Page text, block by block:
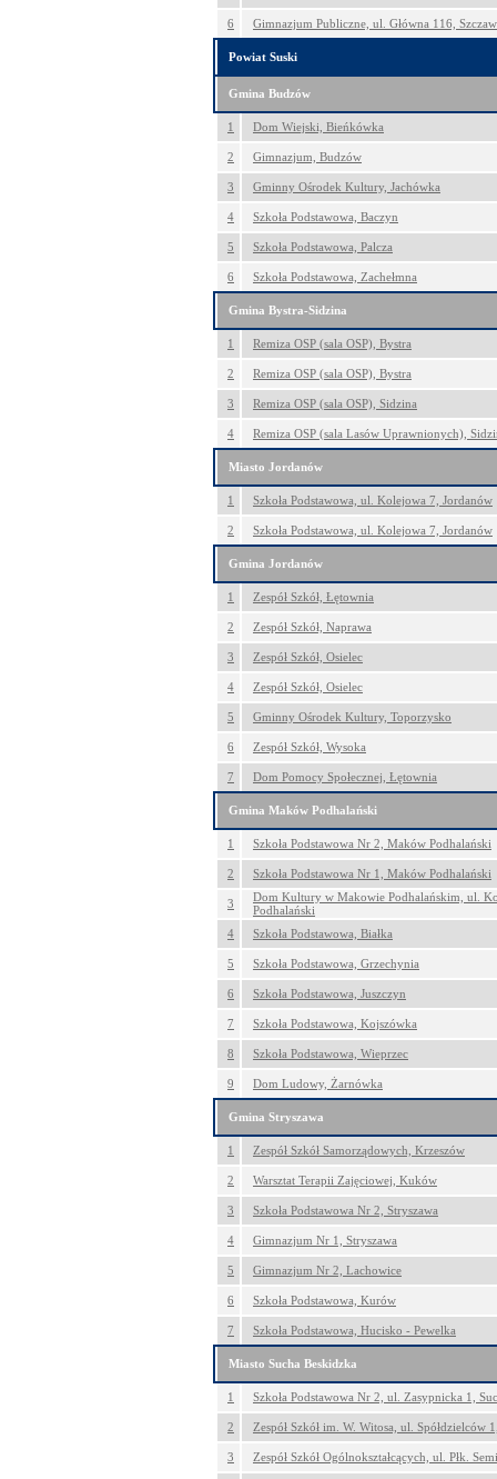
6 Gimnazjum Publiczne, ul. Główna 116,
Powiat Suski
Gmina Budzów
1 Dom Wiejski, Bieńkówka
2 Gimnazjum, Budzów
3 Gminny Ośrodek Kultury, Jachówka
4 Szkoła Podstawowa, Baczyn
5 Szkoła Podstawowa, Palcza
6 Szkoła Podstawowa, Zachełmna
Gmina Bystra-Sidzina
1 Remiza OSP (sala OSP), Bystra
2 Remiza OSP (sala OSP), Bystra
3 Remiza OSP (sala OSP), Sidzina
4 Remiza OSP (sala Lasów Uprawnionych),
Miasto Jordanów
1 Szkoła Podstawowa, ul. Kolejowa 7, Jordanów
2 Szkoła Podstawowa, ul. Kolejowa 7, Jordanów
Gmina Jordanów
1 Zespół Szkół, Łętownia
2 Zespół Szkół, Naprawa
3 Zespół Szkół, Osielec
4 Zespół Szkół, Osielec
5 Gminny Ośrodek Kultury, Toporzysko
6 Zespół Szkół, Wysoka
7 Dom Pomocy Społecznej, Łętownia
Gmina Maków Podhalański
1 Szkoła Podstawowa Nr 2, Maków Podhalański
2 Szkoła Podstawowa Nr 1, Maków Podhalański
3
Dom Kultury w Makowie Podhalańskim, ul.
Podhalański
4
Szkoła Podstawowa, Białka
5 Szkoła Podstawowa, Grzechynia
6 Szkoła Podstawowa, Juszczyn
7 Szkoła Podstawowa, Kojszówka
8 Szkoła Podstawowa, Wieprzec
9 Dom Ludowy, Żarnówka
Gmina Stryszawa
1 Zespół Szkół Samorządowych, Krzeszów
2 Warsztat Terapii Zajęciowej, Kuków
3 Szkoła Podstawowa Nr 2, Stryszawa
4 Gimnazjum Nr 1, Stryszawa
5 Gimnazjum Nr 2, Lachowice
6 Szkoła Podstawowa, Kurów
7 Szkoła Podstawowa, Hucisko - Pewelka
Miasto Sucha Beskidzka
1 Szkoła Podstawowa Nr 2, ul. Zasypnicka 1,
2 Zespół Szkół im. W. Witosa, ul. Spółdzielców
3 Zespół Szkół Ogólnokształcących, ul. Płk.